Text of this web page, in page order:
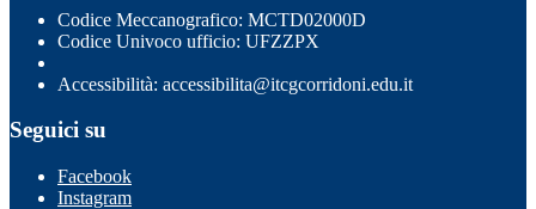
Codice Meccanografico: MCTD02000D
Codice Univoco ufficio: UFZZPX
Accessibilità: accessibilita@itcgcorridoni.edu.it
Seguici su
Facebook
Instagram